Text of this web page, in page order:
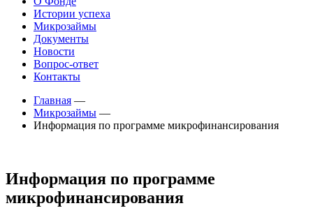
Истории успеха
Микрозаймы
Документы
Новости
Вопрос-ответ
Контакты
Главная —
Микрозаймы —
Информация по программе микрофинансирования
Информация по программе
микрофинансирования